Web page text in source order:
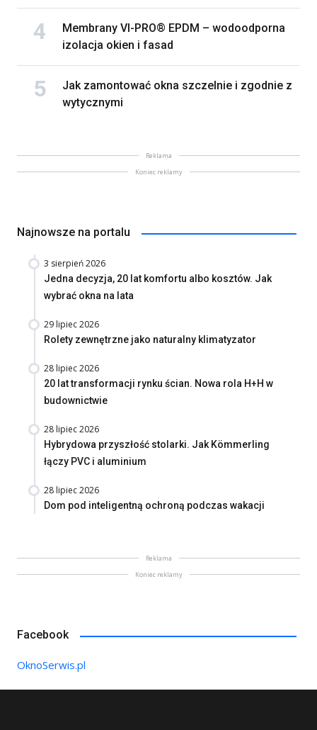
Membrany VI-PRO® EPDM – wodoodporna
izolacja okien i fasad
Jak zamontować okna szczelnie i zgodnie z
wytycznymi
Reklama
Koniec reklamy
Najnowsze na portalu
3 sierpień 2026
Jedna decyzja, 20 lat komfortu albo kosztów. Jak
wybrać okna na lata
29 lipiec 2026
Rolety zewnętrzne jako naturalny klimatyzator
28 lipiec 2026
20 lat transformacji rynku ścian. Nowa rola H+H w
budownictwie
28 lipiec 2026
Hybrydowa przyszłość stolarki. Jak Kömmerling
łączy PVC i aluminium
28 lipiec 2026
Dom pod inteligentną ochroną podczas wakacji
Reklama
Koniec reklamy
Facebook
OknoSerwis.pl